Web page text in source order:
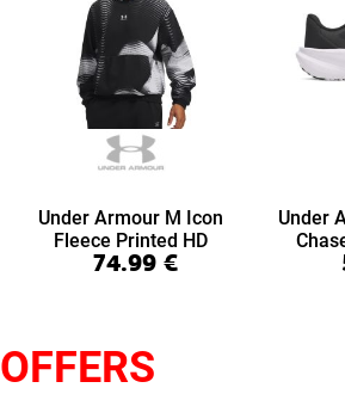
Under Armour M Icon
Fleece Printed HD
(6016615-008)
74.99 €
Under
OFFERS